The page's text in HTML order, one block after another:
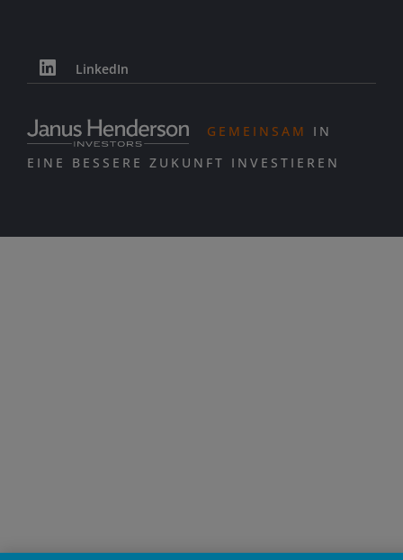
LinkedIn
GEMEINSAM
IN
EINE BESSERE ZUKUNFT INVESTIEREN